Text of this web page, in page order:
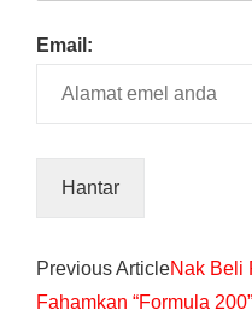
Email:
Previous ArticleNak Beli
Fahamkan “Formula